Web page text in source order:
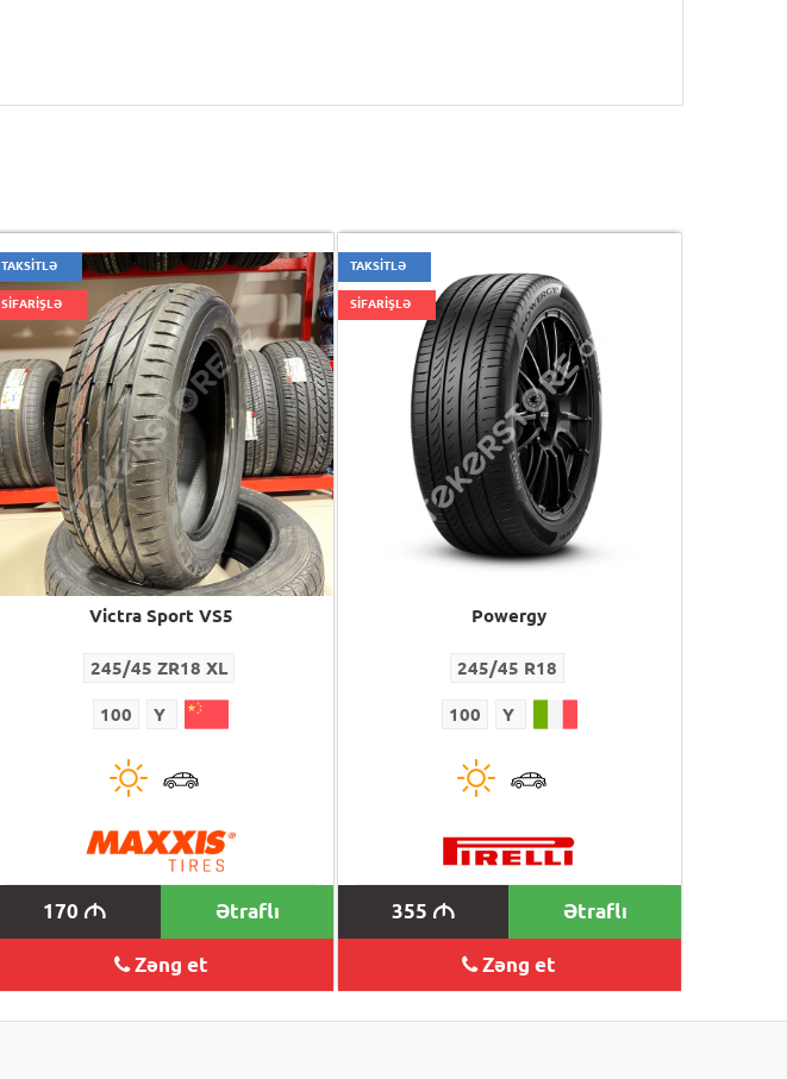
TAKSİTLƏ
SİFARİŞLƏ
Victra Sport VS5
245/45 ZR18 XL
100 Y
170 M Ətraflı
Zəng et
TAKSİTLƏ
SİFARİŞLƏ
Powergy
245/45 R18
100 Y
355 M Ətraflı
Zəng et